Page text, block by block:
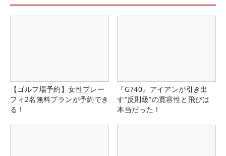
【ゴルフ場予約】女性プレー
フィ2名無料プランが予約でき
る！
『G740』アイアンが引き出
す“反則級”の寛容性と飛びは
本当だった！